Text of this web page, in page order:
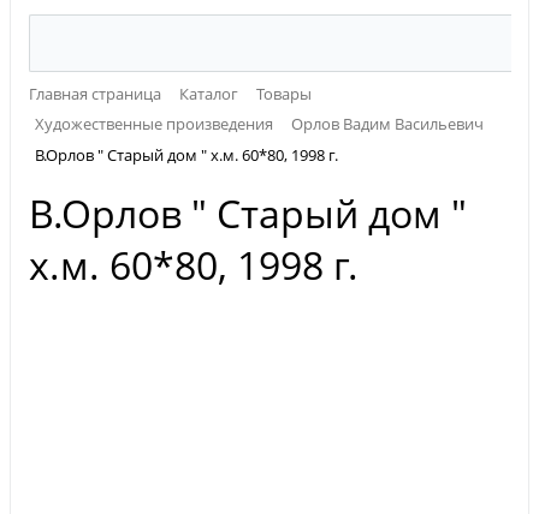
Главная страница Каталог
Товары
Художественные произведения
Орлов Вадим Васильевич
В.Орлов " Старый дом " х.м. 60*80, 1998 г.
В.Орлов " Старый дом "
х.м. 60*80, 1998 г.